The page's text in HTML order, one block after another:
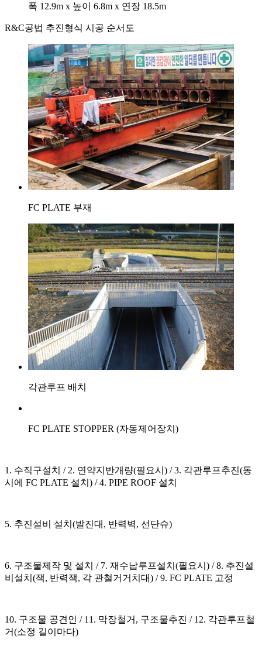
폭 12.9m x 높이 6.8m x 연장 18.5m
R&C공법 추진형식 시공 순서도
FC PLATE 부재
각관루프 배치
FC PLATE STOPPER (자동제어장치)
1. 수직구설치 / 2. 연약지반개량(필요시) / 3. 각관루프추진(동
시에 FC PLATE 설치) / 4. PIPE ROOF 설치
5. 추진설비 설치(발진대, 반력벽, 선단슈)
6. 구조물제작 및 설치 / 7. 재수납루프설치(필요시) / 8. 추진설
비설치(잭, 반력잭, 각 관철거거치대) / 9. FC PLATE 고정
10. 구조물 공견인 / 11. 막장철거, 구조물추진 / 12. 각관루프철
거(소정 길이마다)